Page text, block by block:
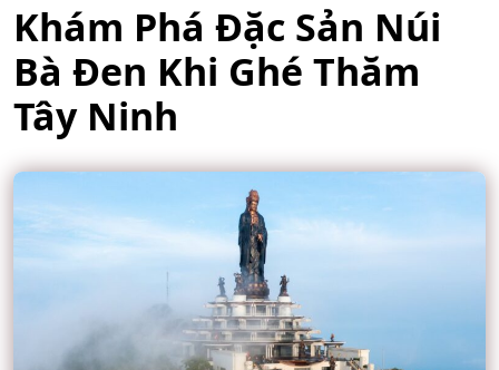
Khám Phá Đặc Sản Núi
Bà Đen Khi Ghé Thăm
Tây Ninh